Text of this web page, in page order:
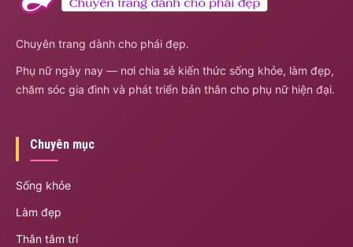
Chuyên trang dành cho phái đẹp.
Phụ nữ ngày nay — nơi chia sẻ kiến thức sống khỏe, làm đẹp,
chăm sóc gia đình và phát triển bản thân cho phụ nữ hiện đại.
Chuyên mục
Sống khỏe
Làm đẹp
Thân tâm trí